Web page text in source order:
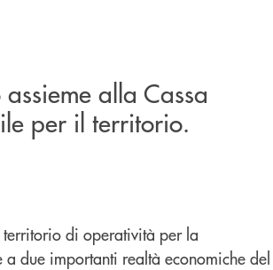
alla Cassa
per il territorio.
di operatività per la
due importanti realtà economiche del